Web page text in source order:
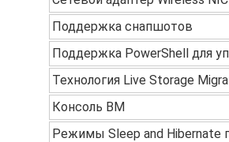
Поддержка снапшотов
Поддержка PowerShell для
Технология Live Storage
Консоль ВМ
Режимы Sleep and Hibernate